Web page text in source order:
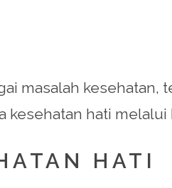
masalah kesehatan,
hati melalui
HATI